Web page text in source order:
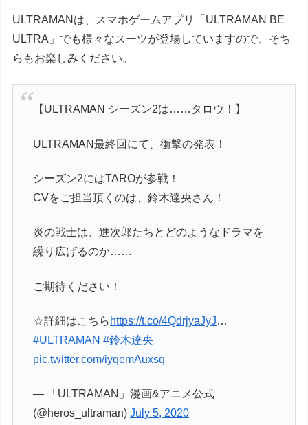
ULTRAMANは、スマホゲームアプリ「ULTRAMAN BE
ULTRA」でも様々なスーツが登場していますので、そち
らもお楽しみください。
【ULTRAMAN シーズン2は……タロウ！】
ULTRAMAN最終回にて、衝撃の発表！
シーズン2にはTAROが参戦！
CVをご担当頂くのは、鈴木達央さん！
炎の戦士は、進次郎たちとどのようなドラマを
繰り広げるのか……
ご期待ください！
☆詳細はこちら https://t.co/4QdrjyaJyJ…
#ULTRAMAN #鈴木達央
pic.twitter.com/iyqemAuxsq
— 「ULTRAMAN」漫画&アニメ公式
(@heros_ultraman)July 5, 2020